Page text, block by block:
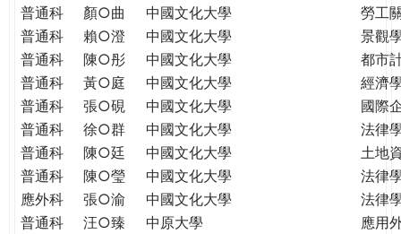
普通科
顏○曲 中國文化大學
勞工
普通科
賴○澄 中國文化大學
景觀
普通科
陳○彤 中國文化大學
都市
普通科
黃○庭 中國文化大學
經濟
普通科
張○硯 中國文化大學
國際
普通科
徐○群 中國文化大學
法律
普通科
陳○廷 中國文化大學
土地
普通科
陳○瑩 中國文化大學
法律
應外科
張○渝 中國文化大學
法律
普通科
汪○臻 中原大學
應用